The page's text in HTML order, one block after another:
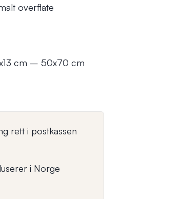
overflate
cm – 50x70 cm
rett i postkassen
i Norge